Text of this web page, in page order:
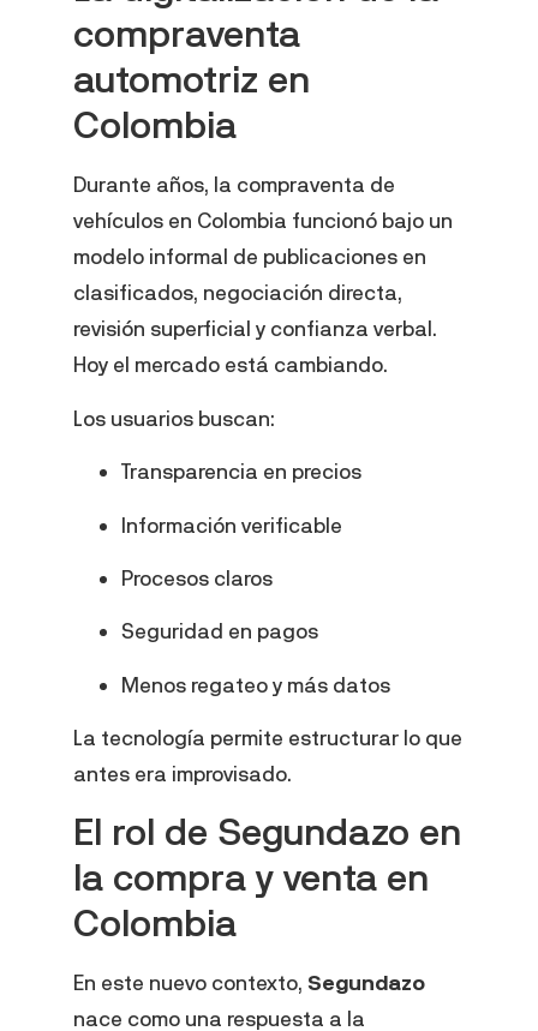
compraventa
automotriz en
Colombia
Durante años, la compraventa de
vehículos en Colombia funcionó bajo un
modelo informal de publicaciones en
clasificados, negociación directa,
revisión superficial y confianza verbal.
Hoy el mercado está cambiando.
Los usuarios buscan:
Transparencia en precios
Información verificable
Procesos claros
Seguridad en pagos
Menos regateo y más datos
La tecnología permite estructurar lo que
antes era improvisado.
El rol de Segundazo en
la compra y venta en
Colombia
En este nuevo contexto,Segundazo
nace como una respuesta a la